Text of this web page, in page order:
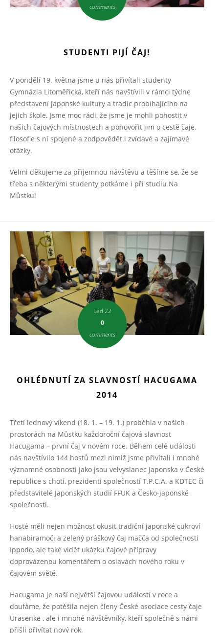
comments
STUDENTI PIJÍ ČAJ!
V pondělí 19. května jsme u nás přivítali studenty
Gymnázia Litoměřická, kteří nás navštívili v rámci týdne
představení japonské kultury a tradic probíhajícího na
jejich škole. Jsme moc rádi, že jsme je mohli pohostit v
našich čajových místnostech a pohovořit jim o cestě čaje,
filosofie s ní spojené a zodpovědět i zvídavé a zajímavé
otázky.
Velmi děkujeme za příjemnou návštěvu a těšíme se, že se
třeba s některými studenty potkáme i při studiu Na
Můstku!
Led 22
0
comments
OHLÉDNUTÍ ZA SLAVNOSTÍ HACUGAMA
2014
Třetí lednový víkend (18. 1. – 19. 1.) proběhla v našich
prostorách na Můstku každoroční čajová slavnost
Hacugama – první čaj v novém roce. Během celé události
nás navštívilo 144 hostů mezi nimiž jsme přivítali i mnohé
významné osobnosti jako jsou velvyslanec Japonska v České
republice s chotí, prezidenti společností T.P.C.A. a KDTEC či
představitelé Japonských studií FFUK a Česko-japonské
společnosti.
Hosté měli nejen možnost okusit tradiční japonské cukroví
hanabiramoči a zelený práškový čaj mačča od společnosti
Ippodo, ale také vidět ukázku čajové přípravy
doprovázenou komentářem o oslavách nového roku v
čajovém světě.
Hacugama je naší největší čajovou událostí v roce a
doufáme, že potěšila nejen členy České asociace cesty čaje
Urasenke , ale i mnohé návštěvníky, kteří společně s námi
přišli přivítat nový rok.